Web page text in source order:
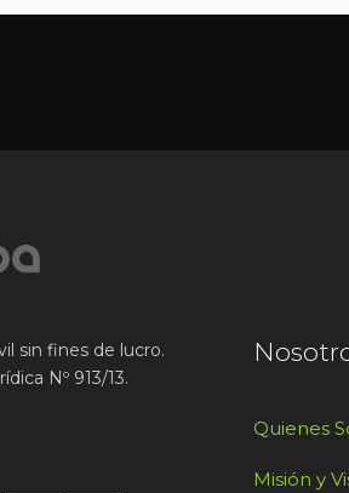
sin fines de lucro.
Nº 913/13.
Quienes
Misión y